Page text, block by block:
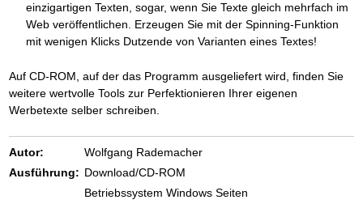
einzigartigen Texten, sogar, wenn Sie Texte gleich mehrfach im
Web veröffentlichen. Erzeugen Sie mit der Spinning-Funktion
mit wenigen Klicks Dutzende von Varianten eines Textes!
Auf CD-ROM, auf der das Programm ausgeliefert wird, finden Sie
weitere wertvolle Tools zur Perfektionieren Ihrer eigenen
Werbetexte selber schreiben.
Autor:
Wolfgang Rademacher
Ausführung: Download/CD-ROM
Betriebssystem Windows Seiten